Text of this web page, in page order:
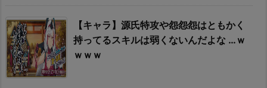
【キャラ】源氏特攻や怨怨怨はともかく
持ってるスキルは弱くないんだよな …ｗ
ｗｗｗ